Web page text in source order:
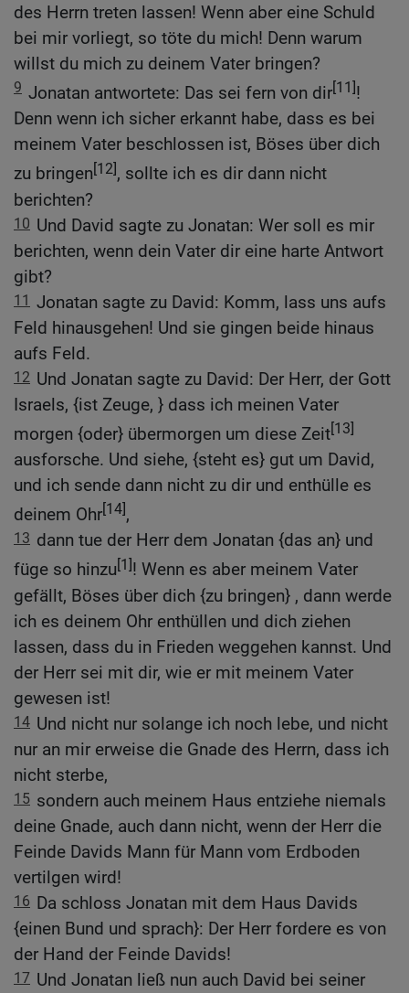
des Herrn treten lassen! Wenn aber eine Schuld
bei mir vorliegt, so töte du mich! Denn warum
willst du mich zu deinem Vater bringen?
9 Jonatan antwortete: Das sei fern von dir[11]!
Denn wenn ich sicher erkannt habe, dass es bei
meinem Vater beschlossen ist, Böses über dich
zu bringen[12], sollte ich es dir dann nicht
berichten?
10 Und David sagte zu Jonatan: Wer soll es mir
berichten, wenn dein Vater dir eine harte Antwort
gibt?
11 Jonatan sagte zu David: Komm, lass uns aufs
Feld hinausgehen! Und sie gingen beide hinaus
aufs Feld.
12 Und Jonatan sagte zu David: Der Herr, der Gott
Israels, {ist Zeuge, } dass ich meinen Vater
morgen {oder} übermorgen um diese Zeit[13]
ausforsche. Und siehe, {steht es} gut um David,
und ich sende dann nicht zu dir und enthülle es
deinem Ohr[14],
13 dann tue der Herr dem Jonatan {das an} und
füge so hinzu[1]! Wenn es aber meinem Vater
gefällt, Böses über dich {zu bringen} , dann werde
ich es deinem Ohr enthüllen und dich ziehen
lassen, dass du in Frieden weggehen kannst. Und
der Herr sei mit dir, wie er mit meinem Vater
gewesen ist!
14 Und nicht nur solange ich noch lebe, und nicht
nur an mir erweise die Gnade des Herrn, dass ich
nicht sterbe,
15 sondern auch meinem Haus entziehe niemals
deine Gnade, auch dann nicht, wenn der Herr die
Feinde Davids Mann für Mann vom Erdboden
vertilgen wird!
16 Da schloss Jonatan mit dem Haus Davids
{einen Bund und sprach}: Der Herr fordere es von
der Hand der Feinde Davids!
17 Und Jonatan ließ nun auch David bei seiner